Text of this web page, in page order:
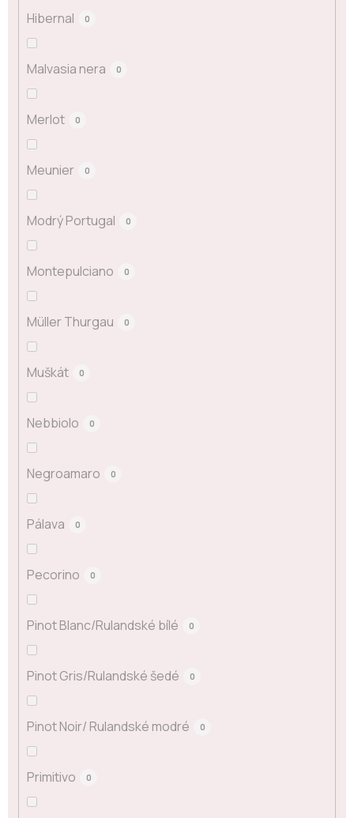
Hibernal 0
Malvasia nera 0
Merlot 0
Meunier 0
Modrý Portugal 0
Montepulciano 0
Müller Thurgau 0
Muškát 0
Nebbiolo 0
Negroamaro 0
Pálava 0
Pecorino 0
Pinot Blanc/Rulandské bílé 0
Pinot Gris/Rulandské šedé 0
Pinot Noir/ Rulandské modré 0
Primitivo 0